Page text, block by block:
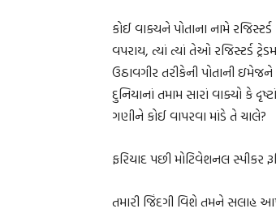
કોઈ વાક્યને પોતાના નામે
વપરાય, ત્યાં ત્યાં તેઓ રજિસ્ટર્ડ
ઉઠાવગીર તરીકેની પોતાની
દુનિયાનાં તમામ સારાં વાક્યો કે
ગણીને કોઈ વાપરવા માંડે તે ચાલે?
ફરિયાદ પછી મોટિવેશનલ સ્પીકર
તમારી જિંદગી વિશે તમને સલાહ